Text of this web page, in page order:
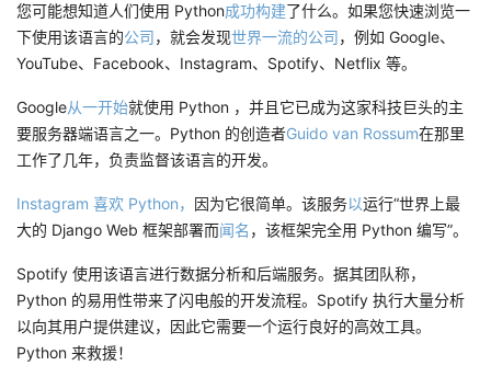
您可能想知道人们使用 Python成功构建了什么。如果您快速浏览一
下使用该语言的公司，就会发现世界一流的公司，例如 Google、
YouTube、Facebook、Instagram、Spotify、Netflix 等。
Google从一开始就使用 Python ，并且它已成为这家科技巨头的主
要服务器端语言之一。Python 的创造者Guido van Rossum在那里
工作了几年，负责监督该语言的开发。
Instagram 喜欢 Python， 因为它很简单。该服务以运行“世界上最
大的 Django Web 框架部署而闻名 ，该框架完全用 Python 编写”。
Spotify 使用该语言进行数据分析和后端服务。据其团队称，
Python 的易用性带来了闪电般的开发流程。Spotify 执行大量分析
以向其用户提供建议，因此它需要一个运行良好的高效工具。
Python 来救援！